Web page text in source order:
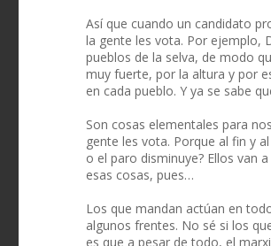
Así que cuando un candidato
la gente les vota. Por ejemplo,
pueblos de la selva, de modo
muy fuerte, por la altura y por
en cada pueblo. Y ya se sabe
Son cosas elementales para
gente les vota. Porque al fin y
o el paro disminuye? Ellos van
esas cosas, pues…
Los que mandan actúan en
algunos frentes. No sé si los
es que a pesar de todo, el